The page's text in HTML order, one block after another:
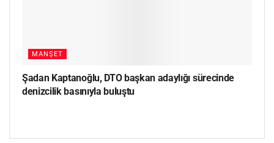
MANŞET
Şadan Kaptanoğlu, DTO başkan adaylığı sürecinde
denizcilik basınıyla buluştu